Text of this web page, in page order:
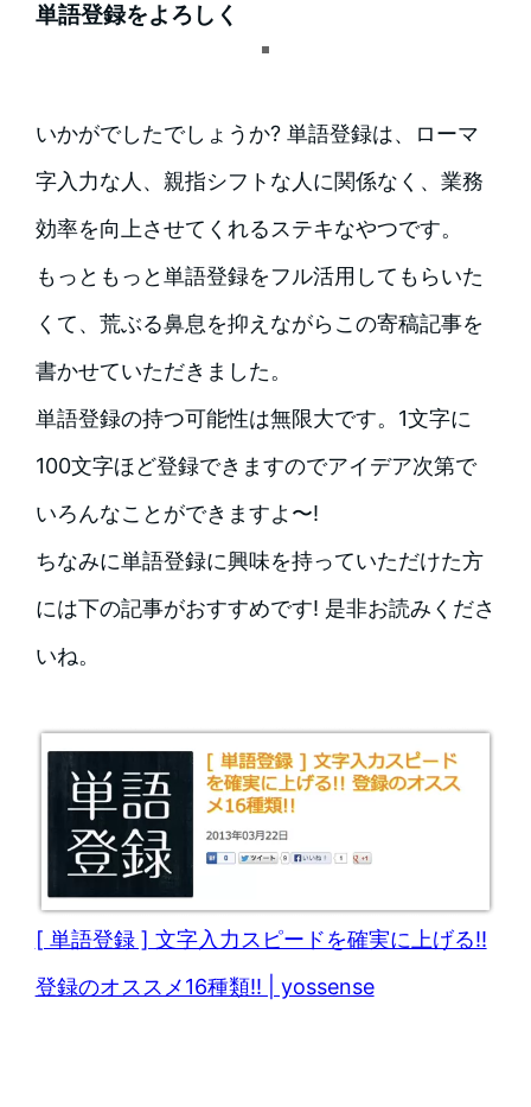
単語登録をよろしく
いかがでしたでしょうか? 単語登録は、ローマ
字入力な人、親指シフトな人に関係なく、業務
効率を向上させてくれるステキなやつです。
もっともっと単語登録をフル活用してもらいた
くて、荒ぶる鼻息を抑えながらこの寄稿記事を
書かせていただきました。
単語登録の持つ可能性は無限大です。1文字に
100文字ほど登録できますのでアイデア次第で
いろんなことができますよ〜!
ちなみに単語登録に興味を持っていただけた方
には下の記事がおすすめです! 是非お読みくださ
いね。
[ 単語登録 ] 文字入力スピードを確実に上げる!!
登録のオススメ16種類!! | yossense